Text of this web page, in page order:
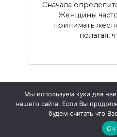
Сначала
Женщины
принимать
полагая,
© 2026 Жизнь и Психология
Мы используем куки для
нашего сайта. Если Вы
будем считать что
Ок